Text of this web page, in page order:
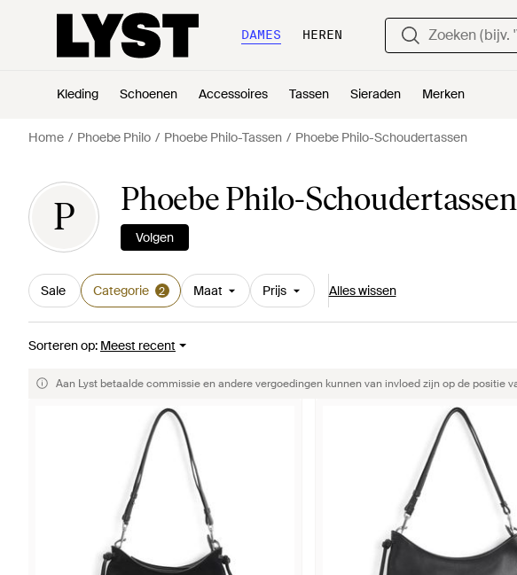
DAMES HEREN
Kleding Schoenen Accessoires Tassen Sieraden Merken
Home Phoebe Philo Phoebe Philo-Tassen Phoebe Philo-Schoudertassen
P Phoebe Philo-
Volgen
Sale Categorie 2 Maat Prijs Alles wissen
Sorteren op: Meest recent
Aan Lyst betaalde commissie en andere vergoedingen kunnen van invloed zijn op de